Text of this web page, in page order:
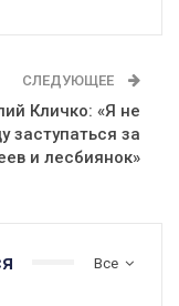
СЛЕДУЮЩЕЕ
Кличко: «Я не
заступаться за
и лесбиянок»
Все